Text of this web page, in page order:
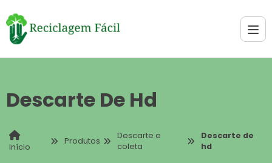
Descarte De Hd
Início
Produtos
Descarte e
coleta
Descarte de
hd